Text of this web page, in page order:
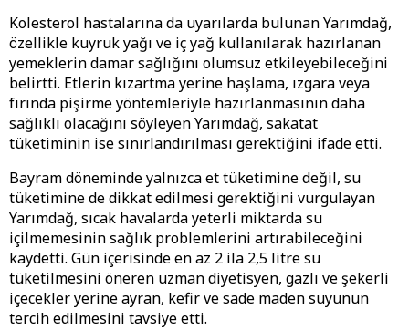
Kolesterol hastalarına da uyarılarda bulunan Yarımdağ,
özellikle kuyruk yağı ve iç yağ kullanılarak hazırlanan
yemeklerin damar sağlığını olumsuz etkileyebileceğini
belirtti. Etlerin kızartma yerine haşlama, ızgara veya
fırında pişirme yöntemleriyle hazırlanmasının daha
sağlıklı olacağını söyleyen Yarımdağ, sakatat
tüketiminin ise sınırlandırılması gerektiğini ifade etti.
Bayram döneminde yalnızca et tüketimine değil, su
tüketimine de dikkat edilmesi gerektiğini vurgulayan
Yarımdağ, sıcak havalarda yeterli miktarda su
içilmemesinin sağlık problemlerini artırabileceğini
kaydetti. Gün içerisinde en az 2 ila 2,5 litre su
tüketilmesini öneren uzman diyetisyen, gazlı ve şekerli
içecekler yerine ayran, kefir ve sade maden suyunun
tercih edilmesini tavsiye etti.